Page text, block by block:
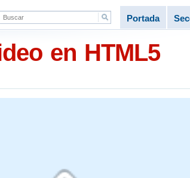
Portada
en HTML5